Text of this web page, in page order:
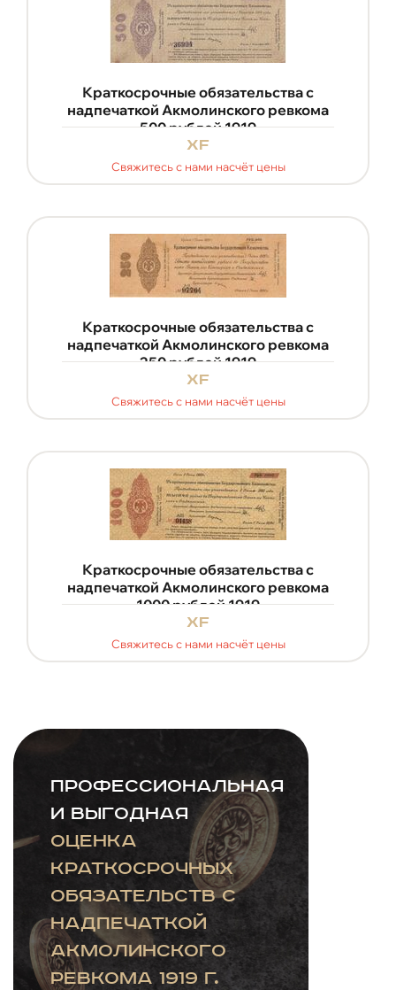
Краткосрочные обязательства с
надпечаткой Акмолинского ревкома
500 рублей 1919
xf
Свяжитесь с нами насчёт цены
Краткосрочные обязательства с
надпечаткой Акмолинского ревкома
250 рублей 1919
xf
Свяжитесь с нами насчёт цены
Краткосрочные обязательства с
надпечаткой Акмолинского ревкома
1000 рублей 1919
xf
Свяжитесь с нами насчёт цены
Профессиональная
и выгодная
оценка
краткосрочных
обязательств с
надпечаткой
Акмолинского
ревкома 1919 г.